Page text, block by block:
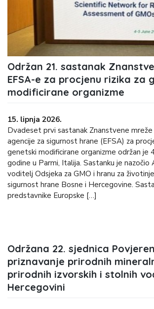
Održan 21. sastanak
EFSA-e za procjenu rizika za
modificirane organizme
15. lipnja 2026.
Dvadeset prvi sastanak Znanstvene mreže
agencije za sigurnost hrane (EFSA) za
genetski modificirane organizme održan je
godine u Parmi, Italija. Sastanku je nazočio
voditelj Odsjeka za GMO i hranu za
sigurnost hrane Bosne i Hercegovine.
predstavnike Europske […]
Održana 22. sjednica
priznavanje prirodnih
prirodnih izvorskih i stolnih
Hercegovini